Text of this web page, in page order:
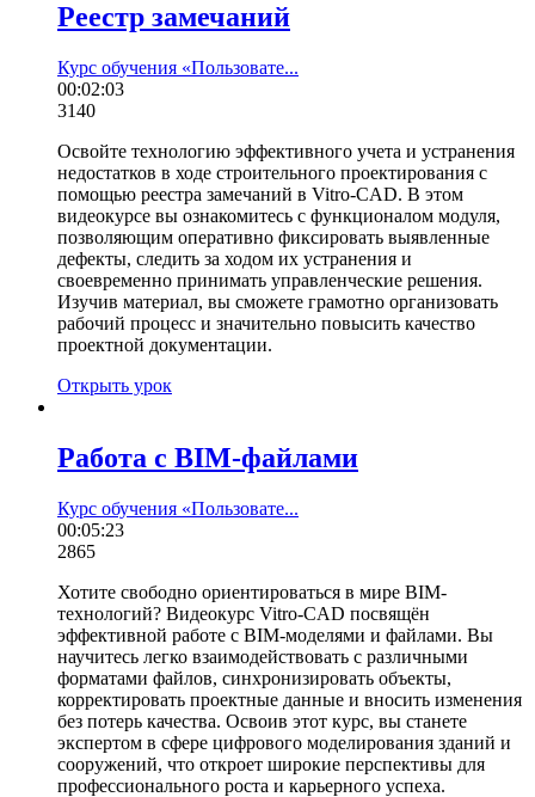
Реестр замечаний
Курс обучения «Пользовате...
00:02:03
3140
Освойте технологию эффективного учета и устранения
недостатков в ходе строительного проектирования с
помощью реестра замечаний в Vitro-CAD. В этом
видеокурсе вы ознакомитесь с функционалом модуля,
позволяющим оперативно фиксировать выявленные
дефекты, следить за ходом их устранения и
своевременно принимать управленческие решения.
Изучив материал, вы сможете грамотно организовать
рабочий процесс и значительно повысить качество
проектной документации.
Открыть урок
Работа с BIM-файлами
Курс обучения «Пользовате...
00:05:23
2865
Хотите свободно ориентироваться в мире BIM-
технологий? Видеокурс Vitro-CAD посвящён
эффективной работе с BIM-моделями и файлами. Вы
научитесь легко взаимодействовать с различными
форматами файлов, синхронизировать объекты,
корректировать проектные данные и вносить изменения
без потерь качества. Освоив этот курс, вы станете
экспертом в сфере цифрового моделирования зданий и
сооружений, что откроет широкие перспективы для
профессионального роста и карьерного успеха.